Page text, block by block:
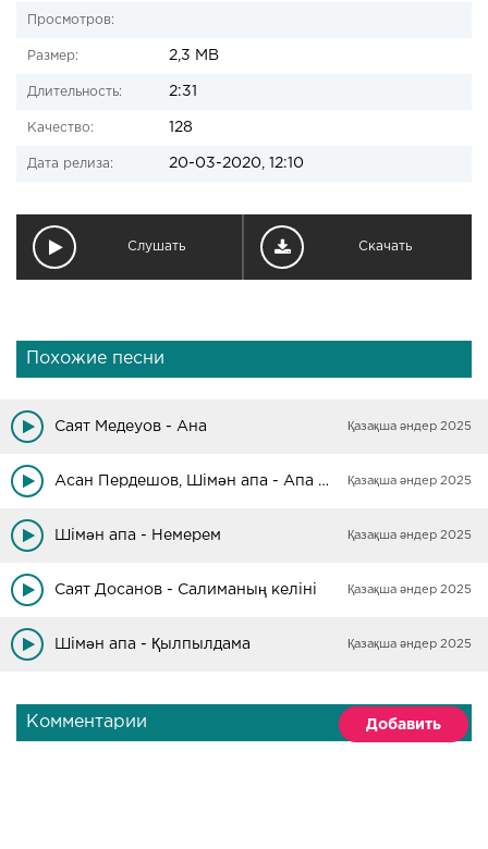
Просмотров:
Размер: 2,3 MB
Длительность: 2:31
Качество: 128
Дата релиза: 20-03-2020, 12:10
Слушать Скачать
Похожие песни
Саят Медеуов - Ана Қазақша әндер 2025
Асан Пердешов, Шімән апа - Апа мен бала Қазақша әндер 2025
Шімән апа - Немерем Қазақша әндер 2025
Саят Досанов - Салиманың келіні Қазақша әндер 2025
Шімән апа - Қылпылдама Қазақша әндер 2025
Комментарии Добавить